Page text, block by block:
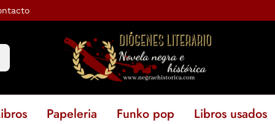
Papeleria Funko pop Libros usados